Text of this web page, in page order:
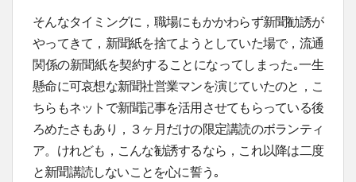
そんなタイミングに，職場にもかかわらず新聞勧誘が
やってきて，新聞紙を捨てようとしていた場で，流通
関係の新聞紙を契約することになってしまった｡一生
懸命に可哀想な新聞社営業マンを演じていたのと，こ
ちらもネットで新聞記事を活用させてもらっている後
ろめたさもあり，３ヶ月だけの限定講読のボランティ
ア。けれども，こんな勧誘するなら，これ以降は二度
と新聞講読しないことを心に誓う｡